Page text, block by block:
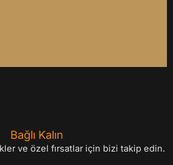
Bağlı Kalın
ve özel fırsatlar için bizi takip edin.